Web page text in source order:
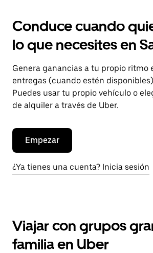
Conduce cuando
lo que necesites en
Genera ganancias a tu propio ritmo
entregas (cuando estén
Puedes usar tu propio vehículo o
de alquiler a través de Uber.
Empezar
¿Ya tienes una cuenta? Inicia sesión
Viajar con grupos
familia en Uber